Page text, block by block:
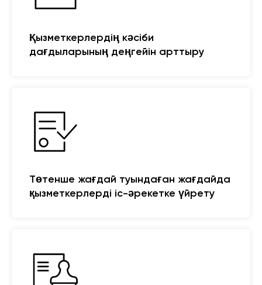
Қызметкерлердің кәсіби
дағдыларының деңгейін арттыру
Төтенше жағдай туындаған жағдайда
қызметкерлерді іс-әрекетке үйрету